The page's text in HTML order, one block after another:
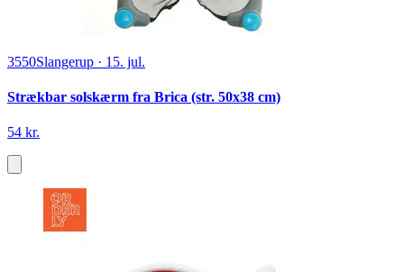
3550Slangerup · 15. jul.
Strækbar solskærm fra Brica (str. 50x38 cm)
54 kr.